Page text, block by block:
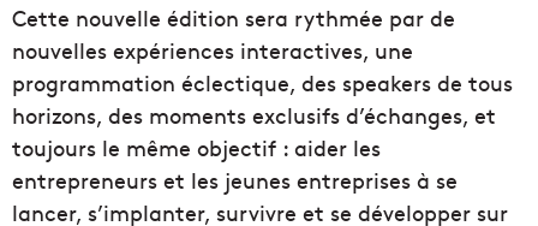
Cette nouvelle édition sera rythmée par de
nouvelles expériences interactives, une
programmation éclectique, des speakers de tous
horizons, des moments exclusifs d’échanges, et
toujours le même objectif : aider les
entrepreneurs et les jeunes entreprises à se
lancer, s’implanter, survivre et se développer sur